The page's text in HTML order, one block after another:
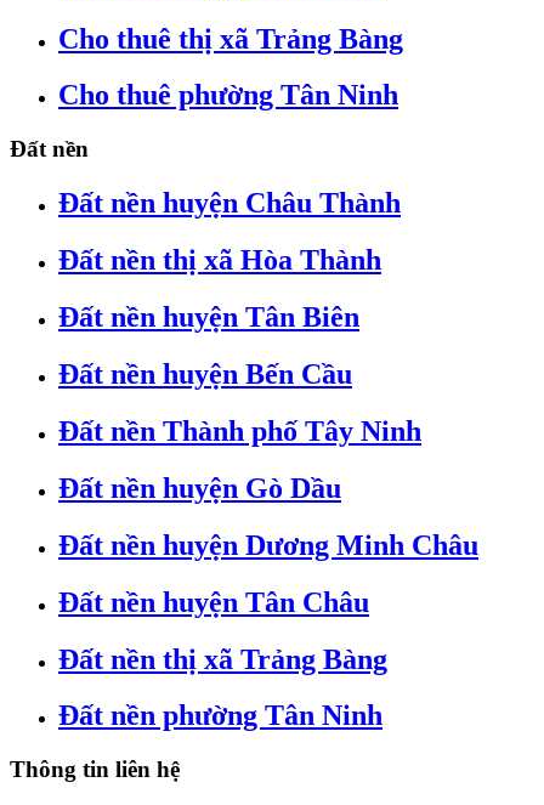
Cho thuê thị xã Trảng Bàng
Cho thuê phường Tân Ninh
Đất nền
Đất nền huyện Châu Thành
Đất nền thị xã Hòa Thành
Đất nền huyện Tân Biên
Đất nền huyện Bến Cầu
Đất nền Thành phố Tây Ninh
Đất nền huyện Gò Dầu
Đất nền huyện Dương Minh Châu
Đất nền huyện Tân Châu
Đất nền thị xã Trảng Bàng
Đất nền phường Tân Ninh
Thông tin liên hệ